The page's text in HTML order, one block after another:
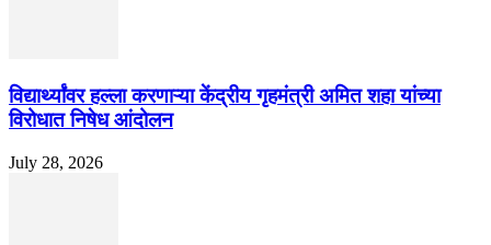
विद्यार्थ्यांवर हल्ला करणाऱ्या केंद्रीय गृहमंत्री अमित शहा यांच्या
विरोधात निषेध आंदोलन
July 28, 2026